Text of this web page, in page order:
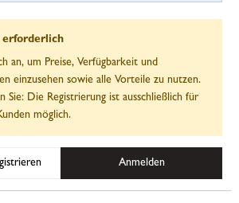
erforderlich
an, um Preise, Verfügbarkeit und
einzusehen sowie alle Vorteile zu nutzen.
Sie: Die Registrierung ist ausschließlich für
möglich.
Anmelden